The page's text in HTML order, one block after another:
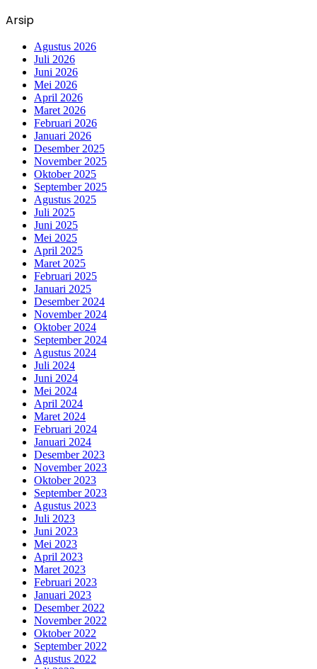
Arsip
Agustus 2026
Juli 2026
Juni 2026
Mei 2026
April 2026
Maret 2026
Februari 2026
Januari 2026
Desember 2025
November 2025
Oktober 2025
September 2025
Agustus 2025
Juli 2025
Juni 2025
Mei 2025
April 2025
Maret 2025
Februari 2025
Januari 2025
Desember 2024
November 2024
Oktober 2024
September 2024
Agustus 2024
Juli 2024
Juni 2024
Mei 2024
April 2024
Maret 2024
Februari 2024
Januari 2024
Desember 2023
November 2023
Oktober 2023
September 2023
Agustus 2023
Juli 2023
Juni 2023
Mei 2023
April 2023
Maret 2023
Februari 2023
Januari 2023
Desember 2022
November 2022
Oktober 2022
September 2022
Agustus 2022